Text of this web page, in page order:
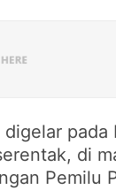
pada
di
Pemilu